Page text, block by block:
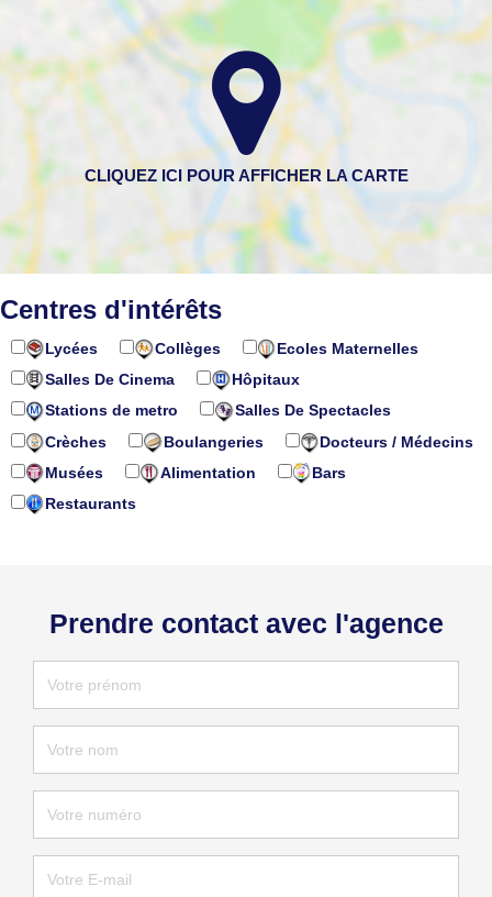
Centres d'intérêts
Lycées Collèges
Ecoles Maternelles
Salles De Cinema
Hôpitaux
Stations de metro
Salles De Spectacles
Crèches
Boulangeries
Docteurs / Médecins
Musées
Alimentation
Bars
Restaurants
Prendre contact avec l'agence